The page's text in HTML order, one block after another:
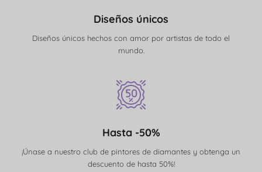
Diseños únicos
Diseños únicos hechos con amor por artistas de todo el
mundo.
Hasta -50%
¡Únase a nuestro club de pintores de diamantes y obtenga un
descuento de hasta 50%!